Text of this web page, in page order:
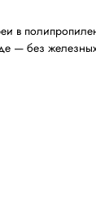
в
— без